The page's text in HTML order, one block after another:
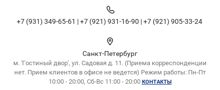
+7 (931) 349-65-61 | +7 (921) 931-16-90 | +7 (921) 905-33-24
Санкт-Петербург
м. 'Гостиный двор', ул. Садовая д. 11. (Приема корреспонденции
нет. Прием клиентов в офисе не ведется) Режим работы: Пн-Пт
10:00 - 20:00, Сб-Вс 11:00 - 20:00 КОНТАКТЫ